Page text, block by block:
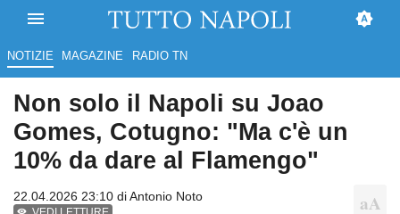
NOTIZIE MAGAZINE RADIO TN
Non solo il Napoli su Joao
Gomes, Cotugno: "Ma c'è un
10% da dare al Flamengo"
22.04.2026 23:10 diAntonio Noto